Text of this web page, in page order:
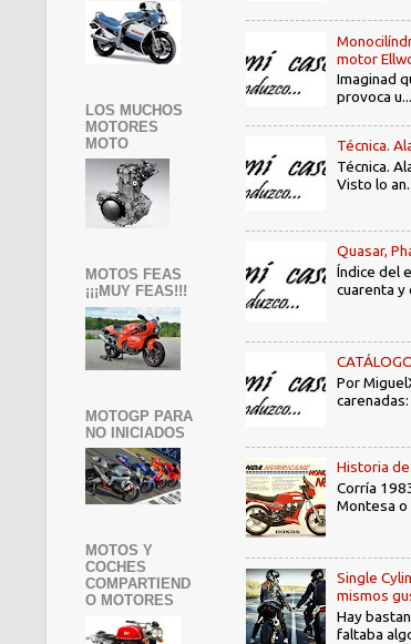
motor
Imaginad
provoca u...
Técnica.
Técnica.
Visto lo
Quasar,
Índice del
cuarenta y
Por
carenadas:
Historia
Corría
Montesa o
Single
mismos
Hay
faltaba
LOS MUCHOS
MOTORES
MOTO
MOTOS FEAS
¡¡¡MUY FEAS!!!
MOTOGP PARA
NO INICIADOS
MOTOS Y
COCHES
COMPARTIEND
O MOTORES